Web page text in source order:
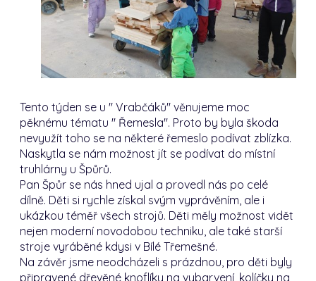
Tento týden se u " Vrabčáků" věnujeme moc
pěknému tématu " Řemesla". Proto by byla škoda
nevyužít toho se na některé řemeslo podívat zblízka.
Naskytla se nám možnost jít se podívat do místní
truhlárny u Špůrů.
Pan Špůr se nás hned ujal a provedl nás po celé
dílně. Děti si rychle získal svým vyprávěním, ale i
ukázkou téměř všech strojů. Děti měly možnost vidět
nejen moderní novodobou techniku, ale také starší
stroje vyráběné kdysi v Bílé Třemešné.
Na závěr jsme neodcházeli s prázdnou, pro děti byly
připravené dřevěné knoflíky na vybarvení, kolíčky na